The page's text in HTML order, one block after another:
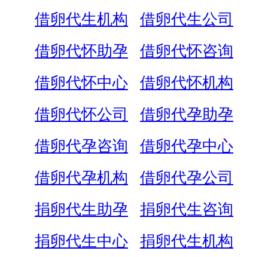
借卵代生机构
借卵代生公司
借卵代怀助孕
借卵代怀咨询
借卵代怀中心
借卵代怀机构
借卵代怀公司
借卵代孕助孕
借卵代孕咨询
借卵代孕中心
借卵代孕机构
借卵代孕公司
捐卵代生助孕
捐卵代生咨询
捐卵代生中心
捐卵代生机构